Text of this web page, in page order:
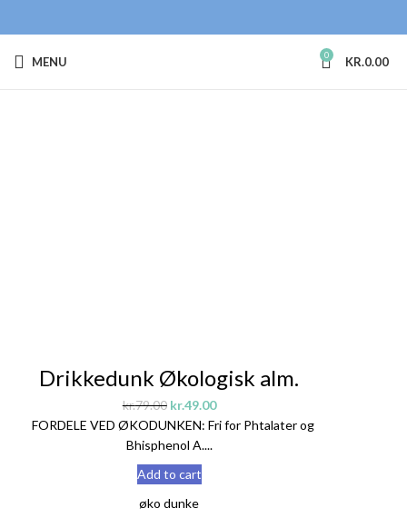
MENU 0 KR.0.00
Sale!
Drikkedunk Økologisk alm.
kr.79.00 kr.49.00
FORDELE VED ØKODUNKEN: Fri for Phtalater og
Bhisphenol A....
Add to cart
øko dunke